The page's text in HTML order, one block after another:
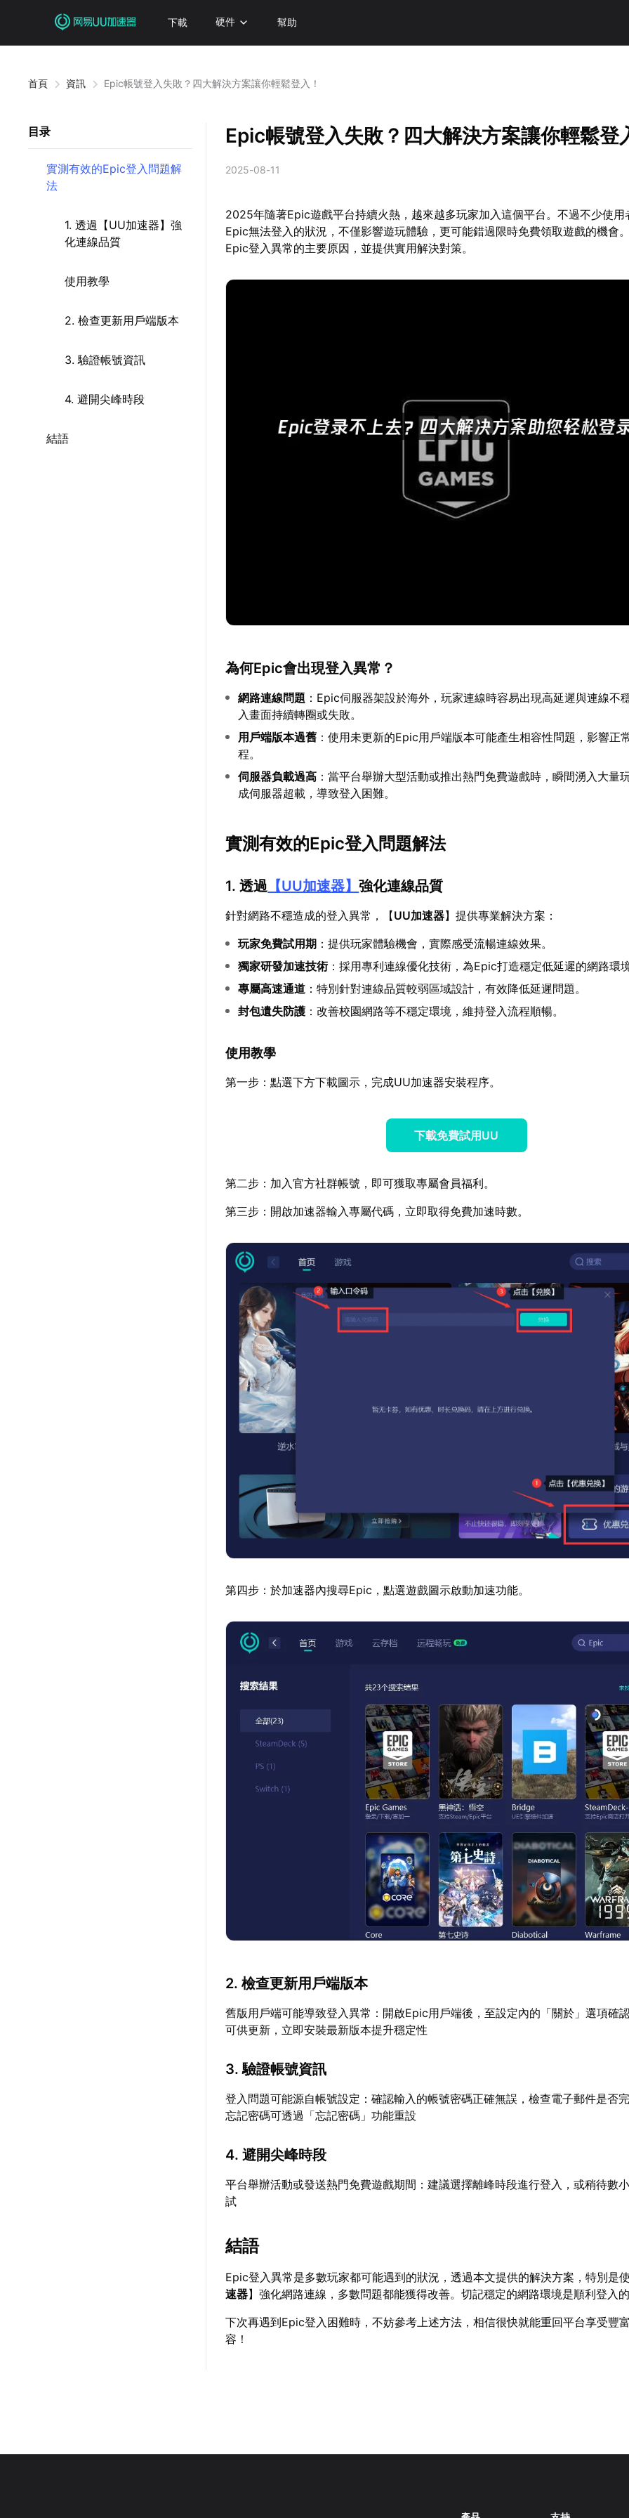
下載 硬件 幫助
首頁 資訊 Epic帳號登入失敗？四大解決方案讓你輕鬆登入！
目录
實測有效的Epic登入問題解
法
1. 透過【UU加速器】強
化連線品質
使用教學
2. 檢查更新用戶端版本
3. 驗證帳號資訊
4. 避開尖峰時段
結語
Epic帳號登入失敗？四大解決方案讓你輕鬆登
2025-08-11
2025年隨著Epic遊戲平台持續火熱，越來越多玩家加入這個平台。不過不少使用
Epic無法登入的狀況，不僅影響遊玩體驗，更可能錯過限時免費領取遊戲的機會
Epic登入異常的主要原因，並提供實用解決對策。
為何Epic會出現登入異常？
網路連線問題 ：Epic伺服器架設於海外，玩家連線時容易出現高延遲與連線不
入畫面持續轉圈或失敗。
用戶端版本過舊 ：使用未更新的Epic用戶端版本可能產生相容性問題，影響正
程。
伺服器負載過高 ：當平台舉辦大型活動或推出熱門免費遊戲時，瞬間湧入大量
成伺服器超載，導致登入困難。
實測有效的Epic登入問題解法
1. 透過【UU加速器】強化連線品質
針對網路不穩造成的登入異常，【UU加速器】提供專業解決方案：
玩家免費試用期 ：提供玩家體驗機會，實際感受流暢連線效果。
獨家研發加速技術：採用專利連線優化技術，為Epic打造穩定低延遲的網路環
專屬高速通道 ：特別針對連線品質較弱區域設計，有效降低延遲問題。
封包遺失防護 ：改善校園網路等不穩定環境，維持登入流程順暢。
使用教學
第一步：點選下方下載圖示，完成UU加速器安裝程序。
下載免費試用UU
第二步：加入官方社群帳號，即可獲取專屬會員福利。
第三步：開啟加速器輸入專屬代碼，立即取得免費加速時數。
第四步：於加速器內搜尋Epic，點選遊戲圖示啟動加速功能。
2. 檢查更新用戶端版本
舊版用戶端可能導致登入異常：開啟Epic用戶端後，至設定內的「關於」選項確
可供更新，立即安裝最新版本提升穩定性
3. 驗證帳號資訊
登入問題可能源自帳號設定：確認輸入的帳號密碼正確無誤，檢查電子郵件是否
忘記密碼可透過「忘記密碼」功能重設
4. 避開尖峰時段
平台舉辦活動或發送熱門免費遊戲期間：建議選擇離峰時段進行登入，或稍待數
試
結語
Epic登入異常是多數玩家都可能遇到的狀況，透過本文提供的解決方案，特別是
速器】強化網路連線，多數問題都能獲得改善。切記穩定的網路環境是順利登入
下次再遇到Epic登入困難時，不妨參考上述方法，相信很快就能重回平台享受豐
容！